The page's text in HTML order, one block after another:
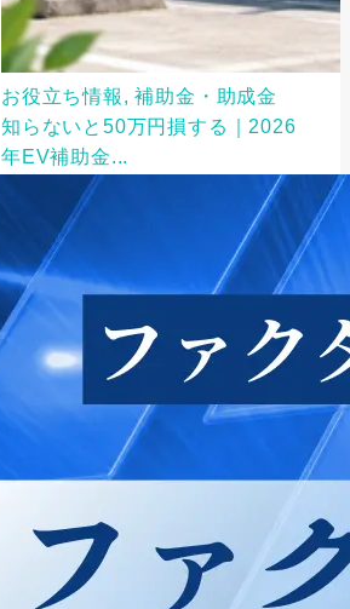
お役立ち情報, 補助金・助成金
知らないと50万円損する｜2026
年EV補助金...
2025/06/28